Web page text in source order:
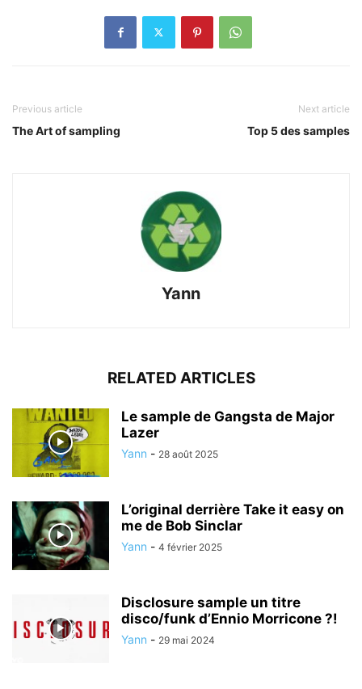
Previous article
The Art of sampling
Next article
Top 5 des samples
Yann
RELATED ARTICLES
Le sample de Gangsta de Major
Lazer
Yann - 28 août 2025
L’original derrière Take it easy on
me de Bob Sinclar
Yann - 4 février 2025
Disclosure sample un titre
disco/funk d’Ennio Morricone ?!
Yann - 29 mai 2024